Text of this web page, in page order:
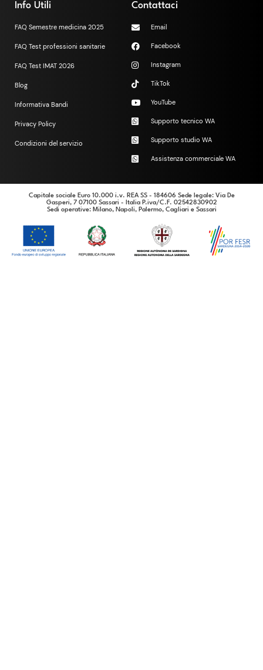
Info Utili
FAQ Semestre medicina 2025
FAQ Test professioni sanitarie
FAQ Test IMAT 2026
Blog
Informativa Bandi
Privacy Policy
Condizioni del servizio
Contattaci
Email
Facebook
Instagram
TikTok
YouTube
Supporto tecnico WA
Supporto studio WA
Assistenza commerciale WA
Capitale sociale Euro 10.000 i.v. REA SS - 184606 Sede legale: Via De
Gasperi, 7 07100 Sassari - Italia P.iva/C.F. 02542830902
Sedi operative: Milano, Napoli, Palermo, Cagliari e Sassari